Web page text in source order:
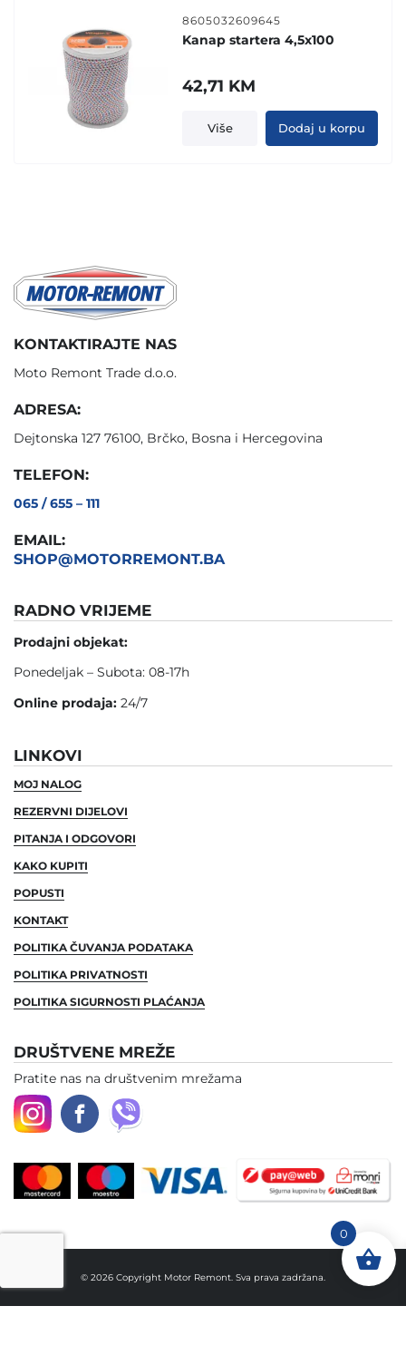
8605032609645
Kanap startera 4,5x100
42,71 KM
Više Dodaj u korpu
KONTAKTIRAJTE NAS
Moto Remont Trade d.o.o.
ADRESA:
Dejtonska 127 76100, Brčko, Bosna i Hercegovina
TELEFON:
065 / 655 – 111
EMAIL:
SHOP@MOTORREMONT.BA
RADNO VRIJEME
Prodajni objekat:
Ponedeljak – Subota: 08-17h
Online prodaja: 24/7
LINKOVI
MOJ NALOG
REZERVNI DIJELOVI
PITANJA I ODGOVORI
KAKO KUPITI
POPUSTI
KONTAKT
POLITIKA ČUVANJA PODATAKA
POLITIKA PRIVATNOSTI
POLITIKA SIGURNOSTI PLAĆANJA
DRUŠTVENE MREŽE
Pratite nas na društvenim mrežama
© 2026 Copyright Motor Remont. Sva prava zadržana.
0